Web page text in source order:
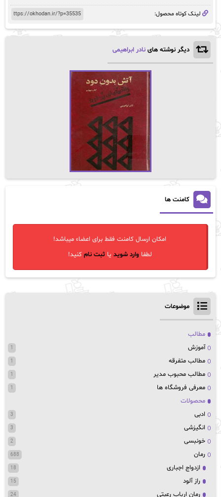
لینک کوتاه محصول:
دیگر نوشته های نادر ابراهیمی
کامنت ها
امکان ارسال کامنت فقط برای اعضاء میباشد!
لطفاوارد شوید یاثبت نام کنید!
موضوعات
مطالب
آموزش
1
مطالب متفرقه 1
مطالب محبوب مدیر 1
معرفی فروشگاه ها 1
محصولات
ادبی
3
انگیزشی 3
خونبسی 2
رمان 688
ازدواج اجباری 18
راز آلود 15
رمان ارباب رعیتی 24